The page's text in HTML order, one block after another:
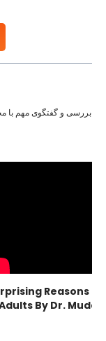
بررسی و گفتگوی مهم با
Reasons
By Dr.